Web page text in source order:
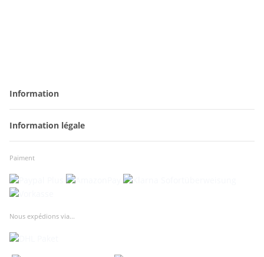
Information
Information légale
Paiment
Nous expédions via...